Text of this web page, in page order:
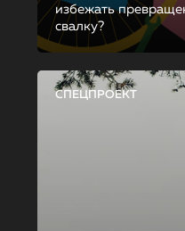
избежать
свалку?
СПЕЦПРОЕКТ